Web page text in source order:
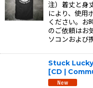
注）着丈と身
により、使用
ください。お
のご依頼はお
ソコンおよび
Stuck
[CD |